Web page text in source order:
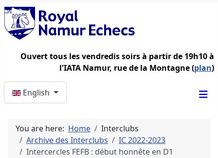
Ouvert tous les vendredis soirs à partir de 19h10 à
l'IATA Namur, rue de la Montagne (plan)
English
You are here: Home
Interclubs
Archive des Interclubs
IC 2022-2023
Intercercles FEFB : début honnête en D1